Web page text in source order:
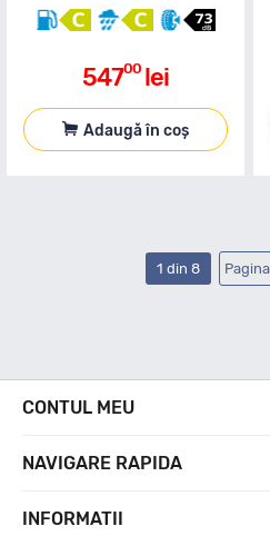
54700 lei
Adaugă în coș
1 din 8
CONTUL MEU
NAVIGARE RAPIDA
INFORMATII